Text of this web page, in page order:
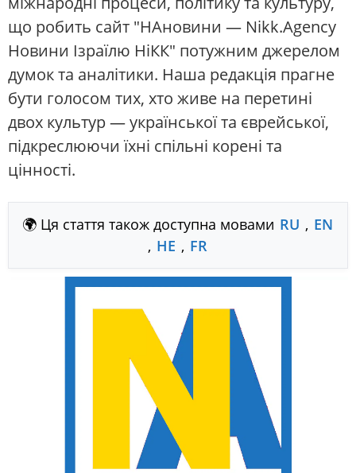
що робить сайт "НАновини — Nikk.Agency
Новини Ізраїлю НіКК" потужним джерелом
думок та аналітики. Наша редакція прагне
бути голосом тих, хто живе на перетині
двох культур — української та єврейської,
підкреслюючи їхні спільні корені та
цінності.
🌍 Ця стаття також доступна мовами RU , EN
, HE , FR